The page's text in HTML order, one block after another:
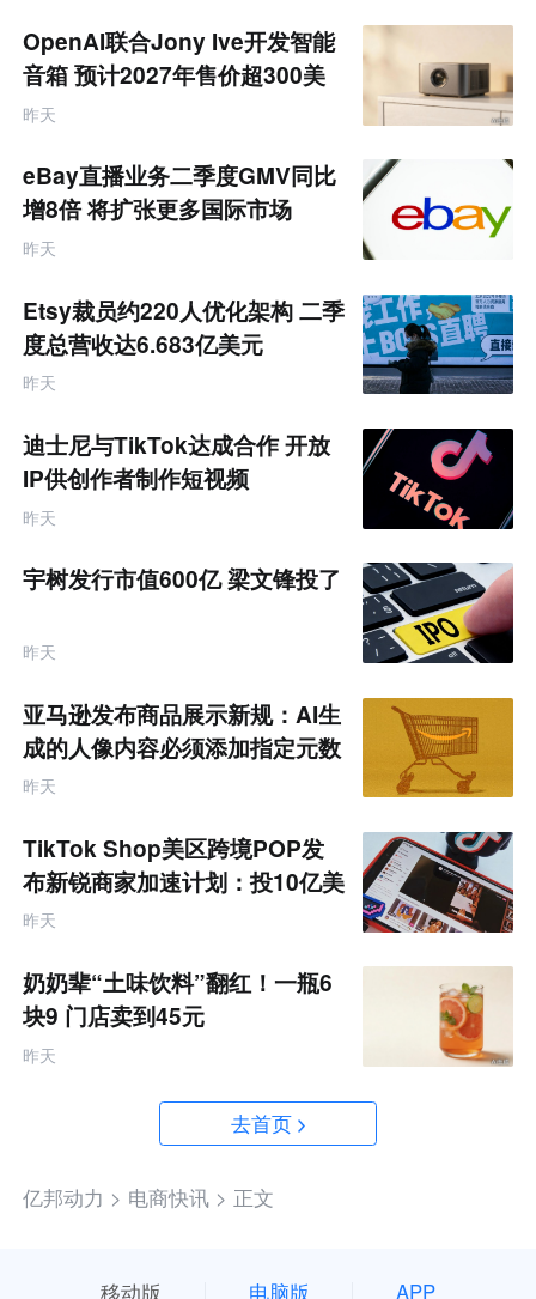
OpenAI联合Jony Ive开发智能
音箱 预计2027年售价超300美
元
昨天
eBay直播业务二季度GMV同比
增8倍 将扩张更多国际市场
昨天
Etsy裁员约220人优化架构 二季
度总营收达6.683亿美元
昨天
迪士尼与TikTok达成合作 开放
IP供创作者制作短视频
昨天
宇树发行市值600亿 梁文锋投了
昨天
亚马逊发布商品展示新规：AI生
成的人像内容必须添加指定元数
据
昨天
TikTok Shop美区跨境POP发
布新锐商家加速计划：投10亿美
金资源帮扶四类商家
昨天
奶奶辈“土味饮料”翻红！一瓶6
块9 门店卖到45元
昨天
去首页
亿邦动力 > 电商快讯 > 正文
移动版 电脑版 APP